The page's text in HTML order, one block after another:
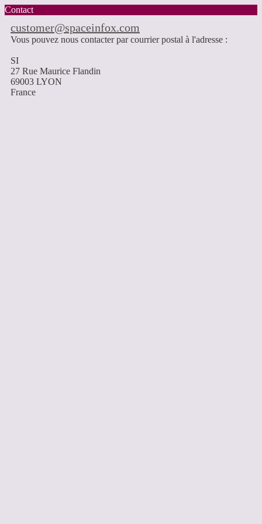
Contact
customer@spaceinfox.com
Vous pouvez nous contacter par courrier postal à l'adresse :
SI
27 Rue Maurice Flandin
69003 LYON
France